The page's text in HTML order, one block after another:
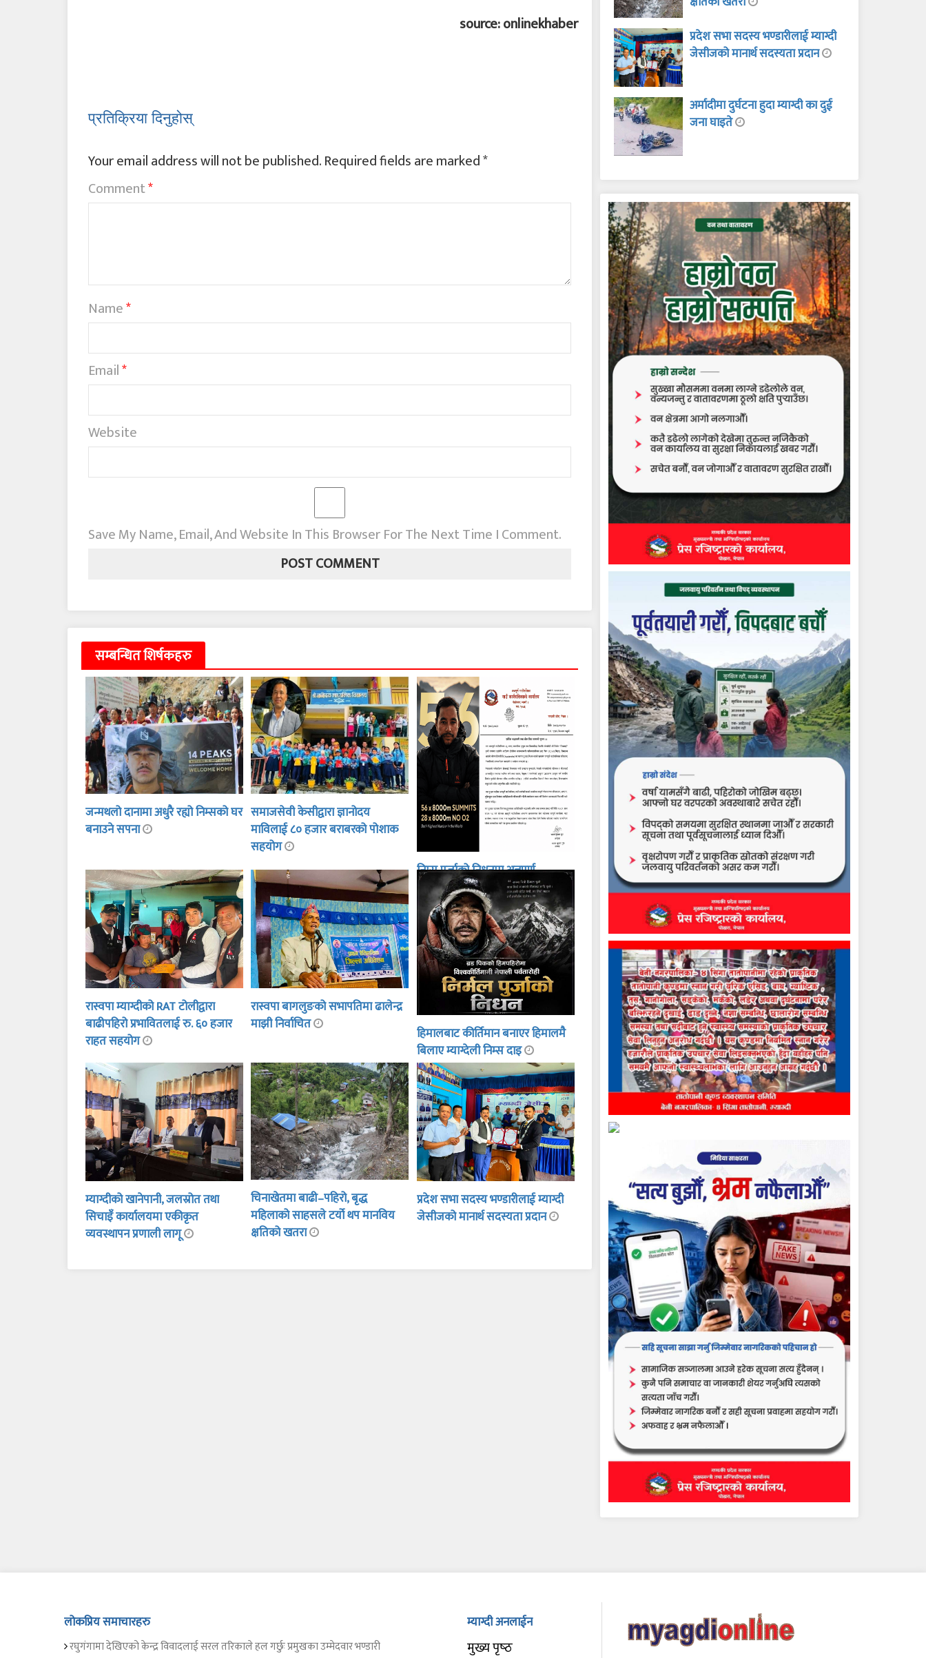
source: onlinekhaber
प्रतिक्रिया दिनुहोस्
Your email address will not be published.Required fields are marked*
Comment*
Name*
Email*
Website
Save My Name, Email, And Website In This Browser For The Next Time I Comment.
सम्बन्धित शिर्षकहरु
जन्मथलो दानामा अधुरै रह्यो निम्सको घर
बनाउने सपना
समाजसेवी केसीद्वारा ज्ञानोदय
माविलाई ८० हजार बराबरको पोशाक
सहयोग
निम्स पुर्जाको निधनमा अन्नपूर्ण
गाउँपालिकाद्वारा शोक बिदा
रास्वपा म्याग्दीको RAT टोलीद्वारा
बाढीपहिरो प्रभावितलाई रु. ६० हजार
राहत सहयोग
रास्वपा बागलुङको सभापतिमा ढालेन्द्र
माझी निर्वाचित
हिमालबाट कीर्तिमान बनाएर हिमालमै
बिलाए म्याग्देली निम्स दाइ
म्याग्दीको खानेपानी, जलस्रोत तथा
सिचाइँ कार्यालयमा एकीकृत
व्यवस्थापन प्रणाली लागू
चिनाखेतमा बाढी–पहिरो, बृद्ध
महिलाको साहसले टर्यो थप मानविय
क्षतिको खतरा
प्रदेश सभा सदस्य भण्डारीलाई म्याग्दी
जेसीजको मानार्थ सदस्यता प्रदान
प्रदेश सभा सदस्य भण्डारीलाई म्याग्दी
जेसीजको मानार्थ सदस्यता प्रदान
अर्मादीमा दुर्घटना हुदा म्याग्दी का दुई
जना घाइते
लोकप्रिय समाचारहरु
रघुगंगामा देखिएको केन्द्र विवादलाई सरल तरिकाले हल गर्छुः प्रमुखका उम्मेदवार भण्डारी
म्याग्दी अनलाईन
मुख्य पृष्‍ठ